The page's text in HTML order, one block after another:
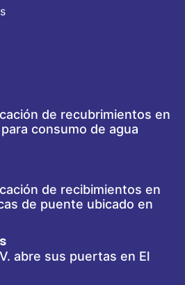
de recubrimientos en
consumo de agua
de recibimientos en
de puente ubicado en
abre sus puertas en El